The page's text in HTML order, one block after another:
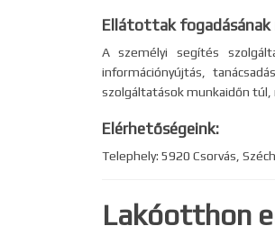
Ellátottak fogadásának
A személyi segítés
információnyújtás,
szolgáltatások munkaidőn túl,
Elérhetőségeink:
Telephely: 5920 Csorvás,
Lakóotthon